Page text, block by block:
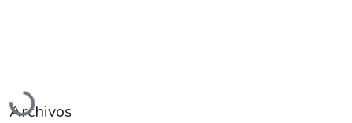
Cargando...
Archivos